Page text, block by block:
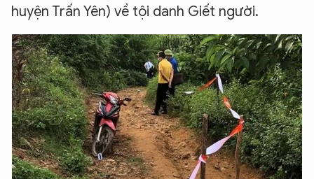
huyện Trấn Yên) về tội danh Giết người.